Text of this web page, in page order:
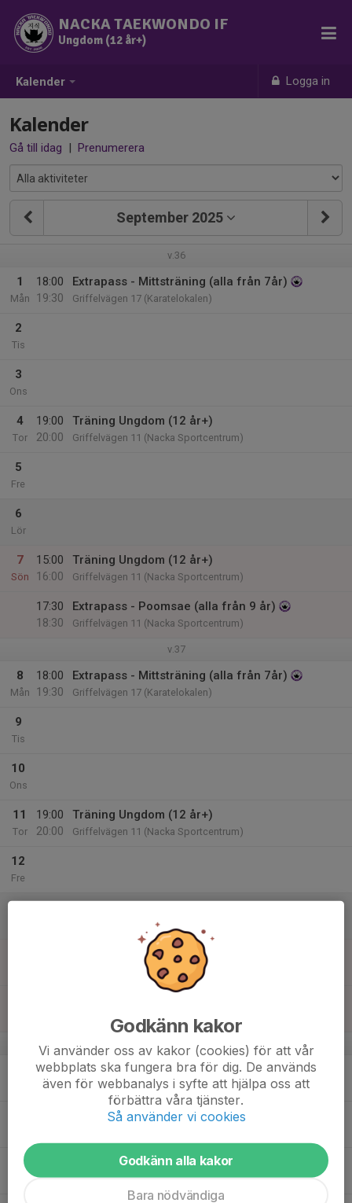
Kalender Logga in
NACKA TAEKWONDO IF
Ungdom (12 år+)
Kalender
Gå till idag | Prenumerera
September 2025
v.36
1
Mån
18:00
19:30
Extrapass - Mittsträning (alla från 7år)
Griffelvägen 17 (Karatelokalen)
2
Tis
3
Ons
4
Tor
19:00
20:00
Träning Ungdom (12 år+)
Griffelvägen 11 (Nacka Sportcentrum)
5
Fre
6
Lör
7
Sön
15:00
16:00
Träning Ungdom (12 år+)
Griffelvägen 11 (Nacka Sportcentrum)
17:30
18:30
Extrapass - Poomsae (alla från 9 år)
Griffelvägen 11 (Nacka Sportcentrum)
v.37
8
Mån
18:00
19:30
Extrapass - Mittsträning (alla från 7år)
Griffelvägen 17 (Karatelokalen)
9
Tis
10
Ons
11
Tor
19:00
20:00
Träning Ungdom (12 år+)
Griffelvägen 11 (Nacka Sportcentrum)
12
Fre
Träning Ungdom (12 år+)
Griffelvägen 11 (Nacka Sportcentrum)
Griffelvägen 11 (Nacka Sportcentrum)
v.38
18:00
19:30
Extrapass - Mittsträning (alla från 7år)
Griffelvägen 17 (Karatelokalen)
17
Godkänn kakor
Vi använder oss av kakor (cookies) för att vår
webbplats ska fungera bra för dig. De används
även för webbanalys i syfte att hjälpa oss att
förbättra våra tjänster.
Så använder vi cookies
Godkänn alla kakor
Bara nödvändiga